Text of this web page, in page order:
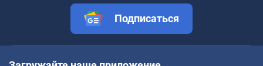
Подписаться